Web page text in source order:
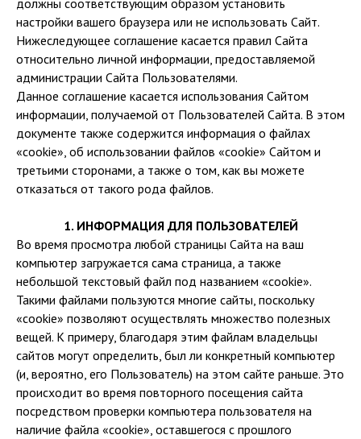
должны соответствующим образом установить
настройки вашего браузера или не использовать Сайт.
Нижеследующее соглашение касается правил Сайта
относительно личной информации, предоставляемой
администрации Сайта Пользователями.
Данное соглашение касается использования Сайтом
информации, получаемой от Пользователей Сайта. В этом
документе также содержится информация о файлах
«cookie», об использовании файлов «cookie» Сайтом и
третьими сторонами, а также о том, как вы можете
отказаться от такого рода файлов.
1. ИНФОРМАЦИЯ ДЛЯ ПОЛЬЗОВАТЕЛЕЙ
Во время просмотра любой страницы Сайта на ваш
компьютер загружается сама страница, а также
небольшой текстовый файл под названием «cookie».
Такими файлами пользуются многие сайты, поскольку
«cookie» позволяют осуществлять множество полезных
вещей. К примеру, благодаря этим файлам владельцы
сайтов могут определить, был ли конкретный компьютер
(и, вероятно, его Пользователь) на этом сайте раньше. Это
происходит во время повторного посещения сайта
посредством проверки компьютера пользователя на
наличие файла «cookie», оставшегося с прошлого